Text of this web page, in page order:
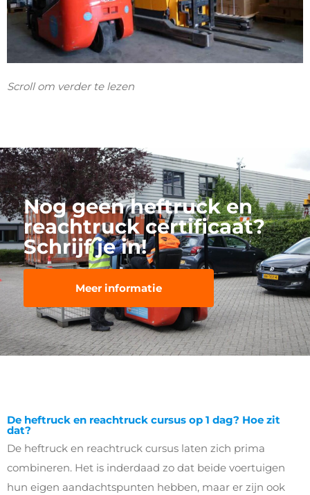
Scroll om verder te lezen
Nog geen heftruck en
reachtruck certificaat?
Schrijf je in!
Meer informatie
De heftruck en reachtruck cursus op 1 dag? Hoe zit
dat?
De heftruck en reachtruck cursus laten zich prima
combineren. Het is inderdaad zo dat beide voertuigen
hun eigen aandachtspunten hebben, maar er zijn ook